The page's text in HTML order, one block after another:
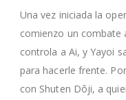
Una vez iniciada la
comienzo un combate
controla a Ai, y Yayoi
para hacerle frente.
con Shuten Dôji, a